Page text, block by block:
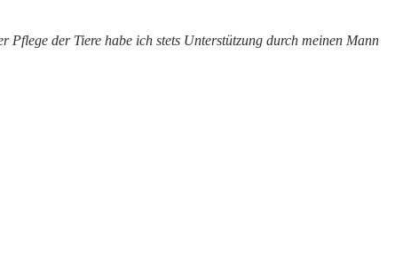
Pflege der Tiere habe ich stets Unterstützung durch meinen Mann